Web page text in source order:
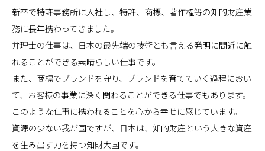
新卒で特許事務所に入社し、特許、商標、著作権等の知的財産業
務に長年携わってきました。
弁理士の仕事は、日本の最先端の技術とも言える発明に間近に触
れることができる素晴らしい仕事です。
また、商標でブランドを守り、ブランドを育てていく過程におい
て、お客様の事業に深く関わることができる仕事でもあります。
このような仕事に携われることを心から幸せに感じています。
資源の少ない我が国ですが、日本は、知的財産という大きな資産
を生み出す力を持つ知財大国です。